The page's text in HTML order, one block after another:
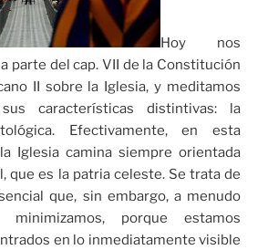
Hoy nos
parte del cap. VII de la Constitución
II sobre la Iglesia, y meditamos
características distintivas: la
Efectivamente, en esta
Iglesia camina siempre orientada
que es la patria celeste. Se trata de
que, sin embargo, a menudo
minimizamos, porque estamos
en lo inmediatamente visible